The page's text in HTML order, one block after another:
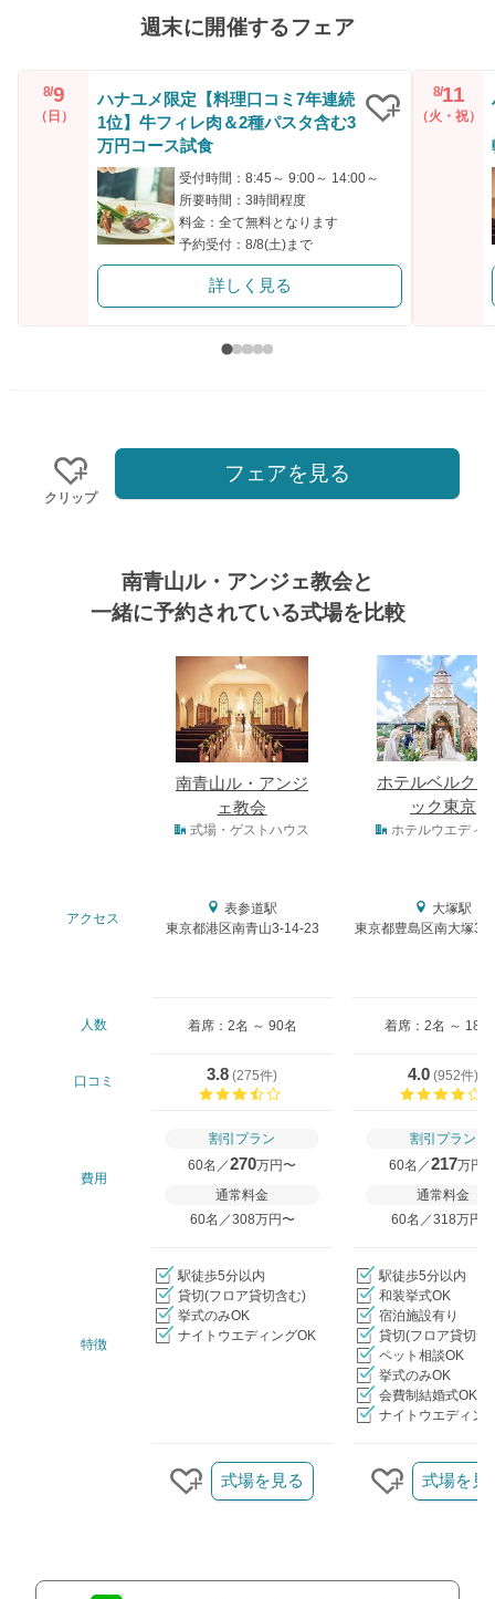
週末に開催するフェア
8/9
（日）
ハナユメ限定【料理口コミ7年連続
1位】牛フィレ肉＆2種パスタ含む3
万円コース試食
受付時間：8:45～ 9:00～ 14:00～
所要時間：3時間程度
料金：全て無料となります
予約受付：8/8(土)まで
詳しく見る
8/11
（火・祝）
クリップ
フェアを見る
南青山ル・アンジェ教会と
一緒に予約されている式場を比較
南青山ル・アンジ
ェ教会
ホテルベルク
ック東京
式場・ゲストハウス ホテルウエディ
アクセス
表参道駅
東京都港区南青山3-14-23
大塚駅
東京都豊島区南大塚3
人数 着席：2名 ～ 90名 着席：2名 ～ 180
口コミ 3.8 (275件)
4.0 (952件)
費用
割引プラン
60名／270万円〜
通常料金
60名／308万円〜
割引プラン
60名／217万円
通常料金
60名／318万円〜
特徴
駅徒歩5分以内
貸切(フロア貸切含む)
挙式のみOK
ナイトウエディングOK
駅徒歩5分以内
和装挙式OK
宿泊施設有り
貸切(フロア貸切含
ペット相談OK
挙式のみOK
会費制結婚式OK
ナイトウエディン
クリップする
式場を見る
クリップす
式場を見